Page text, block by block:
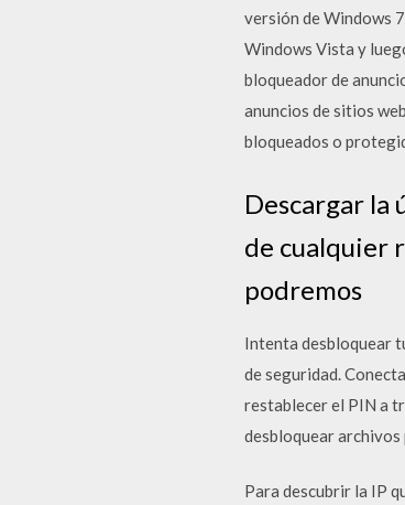
versión de Windows
Windows Vista y
bloqueador de
anuncios de sitios
bloqueados o
Descargar la
de cualquier
podremos
Intenta desbloquear
de seguridad.
restablecer el PIN a
desbloquear archivos
Para descubrir la IP